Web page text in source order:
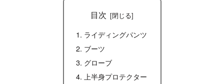
目次
ライディングパンツ
ブーツ
グローブ
上半身プロテクター